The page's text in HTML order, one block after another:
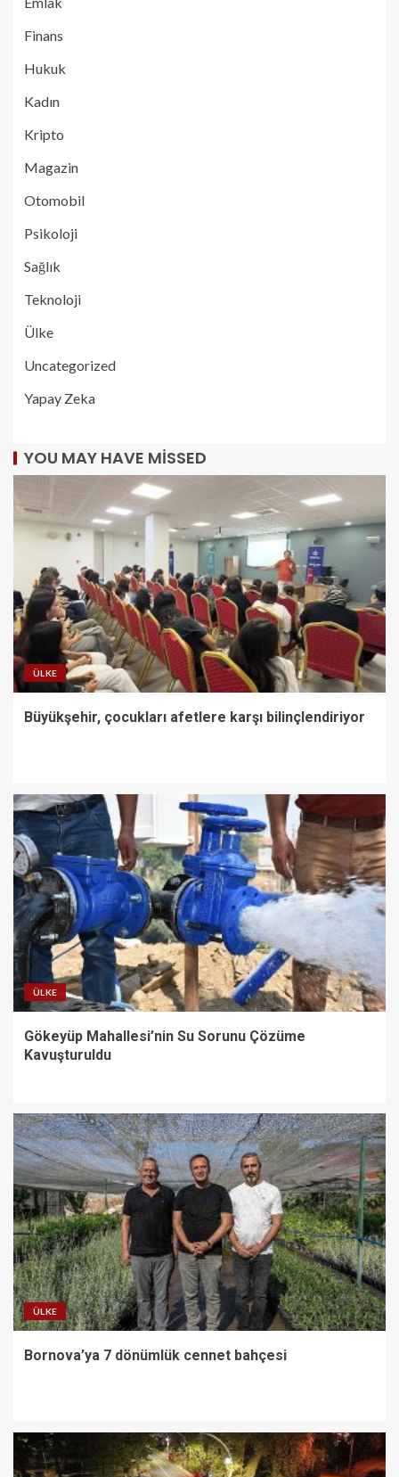
Finans
Hukuk
Kadın
Kripto
Magazin
Otomobil
Psikoloji
Sağlık
Teknoloji
Ülke
Uncategorized
Yapay Zeka
YOU MAY HAVE MISSED
ÜLKE
Büyükşehir, çocukları afetlere karşı bilinçlendiriyor
ÜLKE
Gökeyüp Mahallesi’nin Su Sorunu Çözüme
Kavuşturuldu
ÜLKE
Bornova’ya 7 dönümlük cennet bahçesi